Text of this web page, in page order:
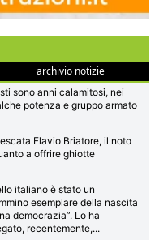
archivio notizie
sono anni calamitosi, nei
potenza e gruppo armato
Flavio Briatore, il noto
a offrire ghiotte
italiano è stato un
esemplare della nascita
democrazia”. Lo ha
recentemente,...